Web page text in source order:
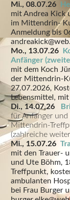
Mi., 08.07.26
mit Andrea Kick
im Mittendrin-
Anmeldung bis
Mo., 13.07.26
Anfänger
mit dem Koch
der Mittendrin-
27.07.2026,
Lebensmittel,
Di., 14.07.26
für Anfänger und
Mittendrin-
(zahlreiche
Mi., 15.07.26
mit den Trauer-
und Ute Böhm,
Treffpunkt,
ambulanten
bei Frau Burger